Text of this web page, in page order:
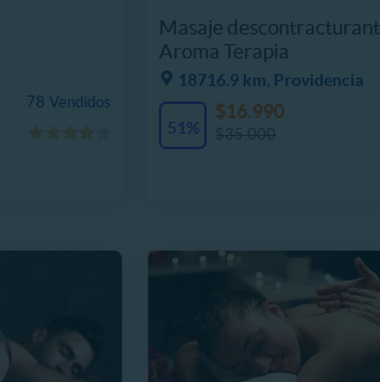
78 Vendidos
Masaje
Aroma Terapia
18716.9 km, Providencia
51%
$16.990